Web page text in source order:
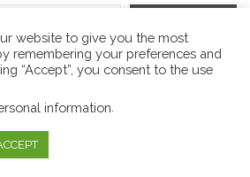
website to give you the most
remembering your preferences and
“Accept”, you consent to the use
information